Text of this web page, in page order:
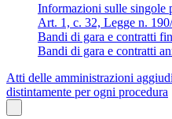
Informazioni sulle singole
Art. 1, c. 32, Legge n.
Bandi di gara e contratti
Bandi di gara e contratti
Atti delle amministrazioni
distintamente per ogni procedura